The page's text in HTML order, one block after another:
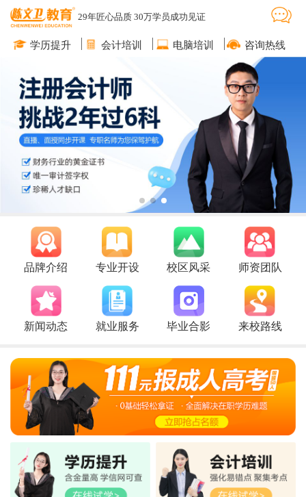
29年匠心品质 30万学员成功见证
学历提升 会计培训 电脑培训 咨询热线
品牌介绍 专业开设 校区风采 师资团队
新闻动态 就业服务 毕业合影 来校路线